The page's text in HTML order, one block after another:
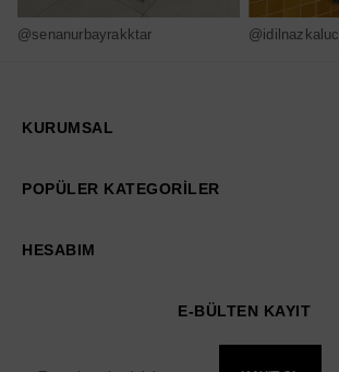
@senanurbayrakktar @idilnazkaluc
KURUMSAL
POPÜLER KATEGORİLER
HESABIM
E-BÜLTEN KAYIT